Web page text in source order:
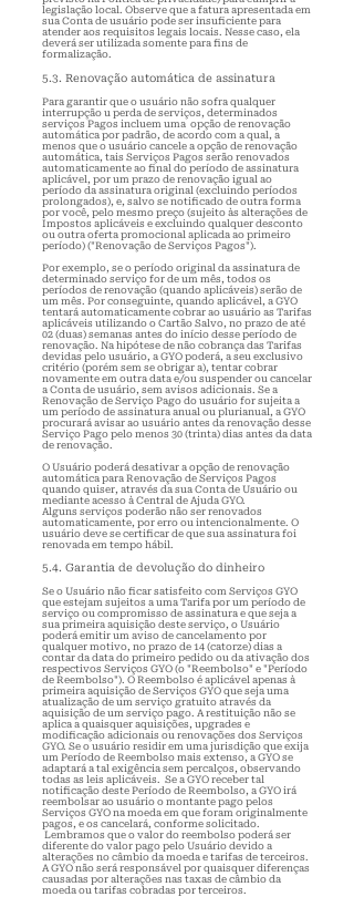
legislação local. Observe que a fatura apresentada em
sua Conta de usuário pode ser insuficiente para
atender aos requisitos legais locais. Nesse caso, ela
deverá ser utilizada somente para fins de
formalização.
5.3. Renovação automática de assinatura
Para garantir que o usuário não sofra qualquer
interrupção u perda de serviços, determinados
serviços Pagos incluem uma opção de renovação
automática por padrão, de acordo com a qual, a
menos que o usuário cancele a opção de renovação
automática, tais Serviços Pagos serão renovados
automaticamente ao final do período de assinatura
aplicável, por um prazo de renovação igual ao
período da assinatura original (excluindo períodos
prolongados), e, salvo se notificado de outra forma
por você, pelo mesmo preço (sujeito às alterações de
Impostos aplicáveis e excluindo qualquer desconto
ou outra oferta promocional aplicada ao primeiro
período) ("Renovação de Serviços Pagos").
Por exemplo, se o período original da assinatura de
determinado serviço for de um mês, todos os
períodos de renovação (quando aplicáveis) serão de
um mês. Por conseguinte, quando aplicável, a GYO
tentará automaticamente cobrar ao usuário as Tarifas
aplicáveis utilizando o Cartão Salvo, no prazo de até
02 (duas) semanas antes do início desse período de
renovação. Na hipótese de não cobrança das Tarifas
devidas pelo usuário, a GYO poderá, a seu exclusivo
critério (porém sem se obrigar a), tentar cobrar
novamente em outra data e/ou suspender ou cancelar
a Conta de usuário, sem avisos adicionais. Se a
Renovação de Serviço Pago do usuário for sujeita a
um período de assinatura anual ou plurianual, a GYO
procurará avisar ao usuário antes da renovação desse
Serviço Pago pelo menos 30 (trinta) dias antes da data
de renovação.
O Usuário poderá desativar a opção de renovação
automática para Renovação de Serviços Pagos
quando quiser, através da sua Conta de Usuário ou
mediante acesso à Central de Ajuda GYO.
Alguns serviços poderão não ser renovados
automaticamente, por erro ou intencionalmente. O
usuário deve se certificar de que sua assinatura foi
renovada em tempo hábil.
5.4. Garantia de devolução do dinheiro
Se o Usuário não ficar satisfeito com Serviços GYO
que estejam sujeitos a uma Tarifa por um período de
serviço ou compromisso de assinatura e que seja a
sua primeira aquisição deste serviço, o Usuário
poderá emitir um aviso de cancelamento por
qualquer motivo, no prazo de 14 (catorze) dias a
contar da data do primeiro pedido ou da ativação dos
respectivos Serviços GYO (o "Reembolso" e "Período
de Reembolso"). O Reembolso é aplicável apenas à
primeira aquisição de Serviços GYO que seja uma
atualização de um serviço gratuito através da
aquisição de um serviço pago. A restituição não se
aplica a quaisquer aquisições, upgrades e
modificação adicionais ou renovações dos Serviços
GYO. Se o usuário residir em uma jurisdição que exija
um Período de Reembolso mais extenso, a GYO se
adaptará a tal exigência sem percalços, observando
todas as leis aplicáveis. Se a GYO receber tal
notificação deste Período de Reembolso, a GYO irá
reembolsar ao usuário o montante pago pelos
Serviços GYO na moeda em que foram originalmente
pagos, e os cancelará, conforme solicitado.
Lembramos que o valor do reembolso poderá ser
diferente do valor pago pelo Usuário devido a
alterações no câmbio da moeda e tarifas de terceiros.
A GYO não será responsável por quaisquer diferenças
causadas por alterações nas taxas de câmbio da
moeda ou tarifas cobradas por terceiros.